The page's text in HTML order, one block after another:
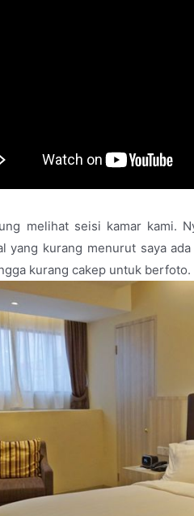
melihat seisi kamar kami.
yang kurang menurut saya
kurang cakep untuk berfoto.